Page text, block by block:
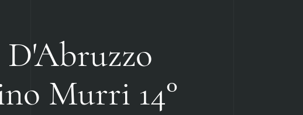
D'Abruzzo
Murri 14°